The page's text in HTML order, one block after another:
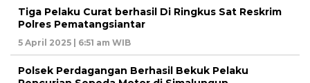
Tiga Pelaku Curat berhasil Di Ringkus Sat Reskrim
Polres Pematangsiantar
5 April 2025 | 6:51 am WIB
Polsek Perdagangan Berhasil Bekuk Pelaku